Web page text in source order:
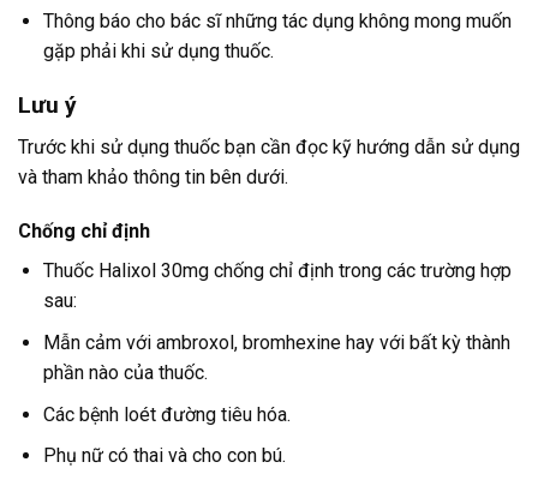
Thông báo cho bác sĩ những tác dụng không mong muốn
gặp phải khi sử dụng thuốc.
Lưu ý
Trước khi sử dụng thuốc bạn cần đọc kỹ hướng dẫn sử dụng
và tham khảo thông tin bên dưới.
Chống chỉ định
Thuốc Halixol 30mg chống chỉ định trong các trường hợp
sau:
Mẫn cảm với ambroxol, bromhexine hay với bất kỳ thành
phần nào của thuốc.
Các bệnh loét đường tiêu hóa.
Phụ nữ có thai và cho con bú.